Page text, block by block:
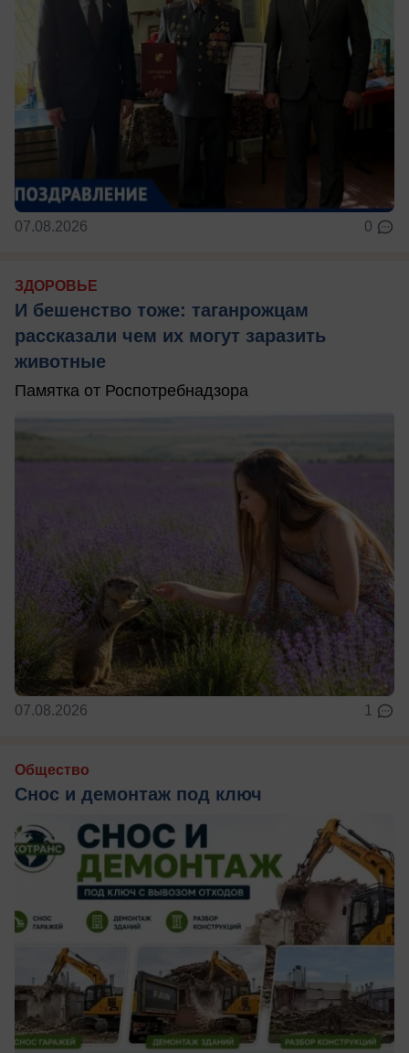
07.08.2026 0
ЗДОРОВЬЕ
И бешенство тоже: таганрожцам
рассказали чем их могут заразить
животные
Памятка от Роспотребнадзора
07.08.2026 1
Общество
Снос и демонтаж под ключ